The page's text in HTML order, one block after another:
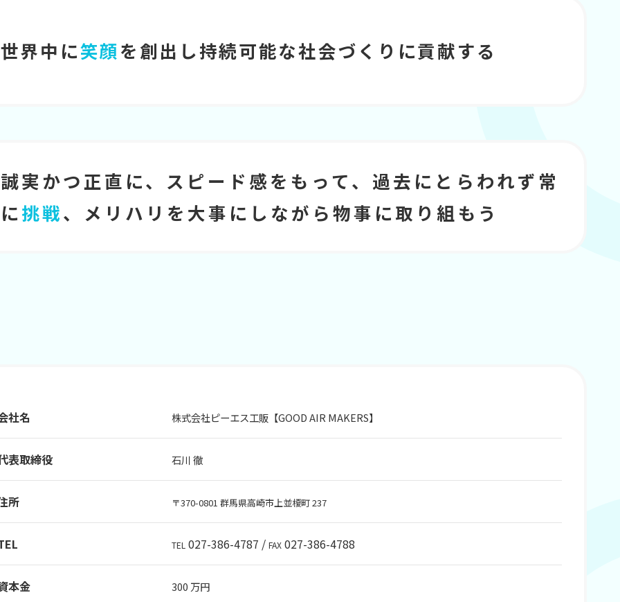
世界中に笑顔を創出し持続可能な社会づくりに貢献する
誠実かつ正直に、スピード感をもって、過去にとらわれず常
に挑戦、メリハリを大事にしながら物事に取り組もう
社名 株式会社ピーエス工販【GOOD AIR MAKERS】
表取締役 石川 徹
所 〒370-0801 群馬県高崎市上並榎町 237
TEL 027-386-4787 / FAX 027-386-4788
本金 300 万円